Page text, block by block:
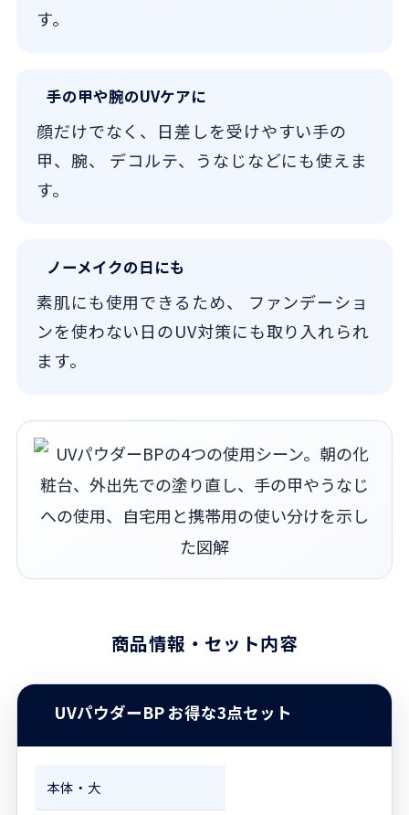
す。
手の甲や腕のUVケアに
顔だけでなく、日差しを受けやすい手の
甲、腕、 デコルテ、うなじなどにも使えま
す。
ノーメイクの日にも
素肌にも使用できるため、 ファンデーショ
ンを使わない日のUV対策にも取り入れられ
ます。
商品情報・セット内容
UVパウダーBP お得な3点セット
本体・大